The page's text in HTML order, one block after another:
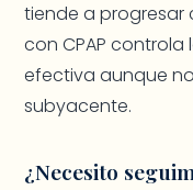
tiende a progresar
con CPAP
efectiva aunque
subyacente.
¿Necesito